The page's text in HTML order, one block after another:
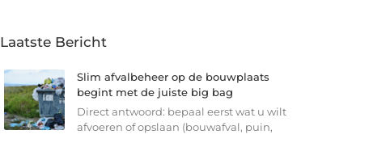
Laatste Bericht
Slim afvalbeheer op de bouwplaats
begint met de juiste big bag
Direct antwoord: bepaal eerst wat u wilt
afvoeren of opslaan (bouwafval, puin,